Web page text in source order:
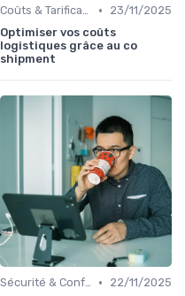
Coûts & Tarification •
23/11/2025
Optimiser vos coûts
logistiques grâce au co
shipment
Sécurité & Conformité •
22/11/2025